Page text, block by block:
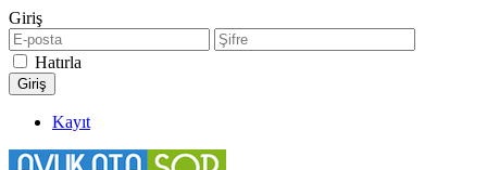
Giriş
Hatırla
Kayıt